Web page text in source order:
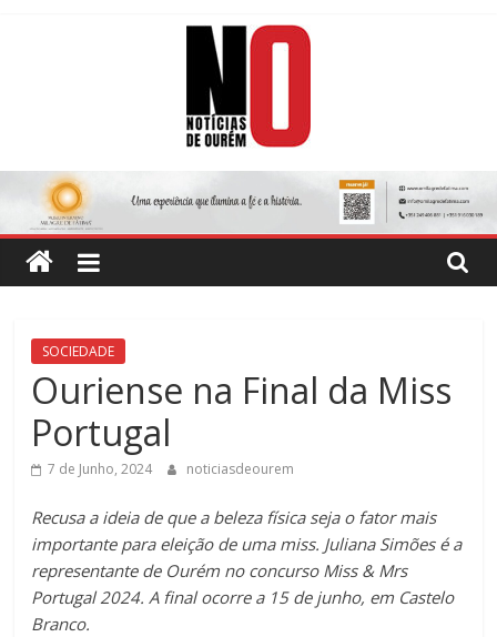
Notícias
de
Ourém
Jornal
Semanário
do
concelho
Ourém
SOCIEDADE
Ouriense na Final da Miss
Portugal
7 de Junho, 2024 noticiasdeourem
Recusa a ideia de que a beleza física seja o fator mais
importante para eleição de uma miss. Juliana Simões é a
representante de Ourém no concurso Miss & Mrs
Portugal 2024. A final ocorre a 15 de junho, em Castelo
Branco.